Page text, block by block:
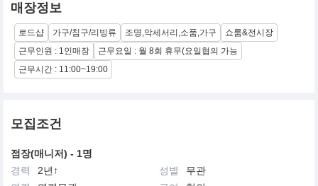
매장정보
로드샵 가구/침구/리빙류 조명,악세서리,소품,가구
쇼룸&전시장
근무인원 : 1인매장
근무요일 : 월 8회 휴무(요일협의 가능
근무시간 : 11:00~19:00
모집조건
점장(매니저) - 1명
경력
2년↑ 성별
무관